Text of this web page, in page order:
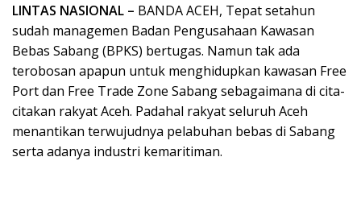
LINTAS NASIONAL – BANDA ACEH, Tepat setahun
sudah managemen Badan Pengusahaan Kawasan
Bebas Sabang (BPKS) bertugas. Namun tak ada
terobosan apapun untuk menghidupkan kawasan Free
Port dan Free Trade Zone Sabang sebagaimana di cita-
citakan rakyat Aceh. Padahal rakyat seluruh Aceh
menantikan terwujudnya pelabuhan bebas di Sabang
serta adanya industri kemaritiman.